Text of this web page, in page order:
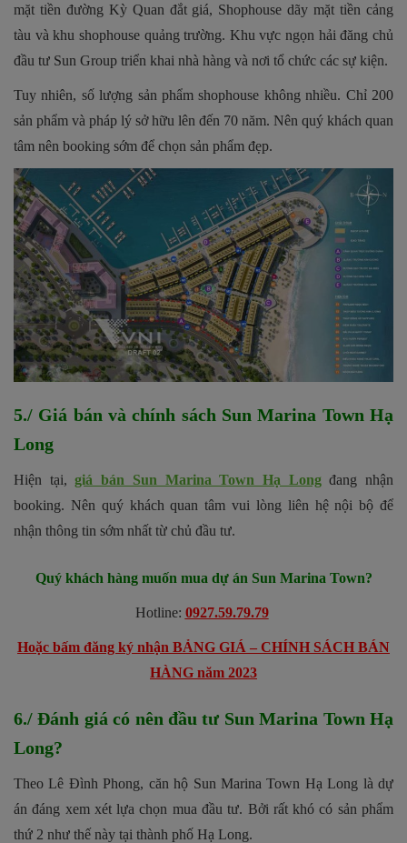
mặt tiền đường Kỳ Quan đắt giá, Shophouse dãy mặt tiền cảng
tàu và khu shophouse quảng trường. Khu vực ngọn hải đăng chủ
đầu tư Sun Group triển khai nhà hàng và nơi tổ chức các sự kiện.
Tuy nhiên, số lượng sản phẩm shophouse không nhiều. Chỉ 200
sản phẩm và pháp lý sở hữu lên đến 70 năm. Nên quý khách quan
tâm nên booking sớm để chọn sản phẩm đẹp.
5./ Giá bán và chính sách Sun Marina Town Hạ
Long
Hiện tại,giá bán Sun Marina Town Hạ Longđang nhận
booking. Nên quý khách quan tâm vui lòng liên hệ nội bộ để
nhận thông tin sớm nhất từ chủ đầu tư.
Quý khách hàng muốn mua dự án Sun Marina Town?
Hotline: 0927.59.79.79
Hoặc bấm đăng ký nhận BẢNG GIÁ – CHÍNH SÁCH BÁN
HÀNG năm 2023
6./ Đánh giá có nên đầu tư Sun Marina Town Hạ
Long?
Theo Lê Đình Phong, căn hộ Sun Marina Town Hạ Long là dự
án đáng xem xét lựa chọn mua đầu tư. Bởi rất khó có sản phẩm
thứ 2 như thế này tại thành phố Hạ Long.